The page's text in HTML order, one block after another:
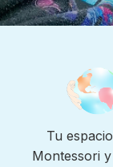
Tu
Montessori